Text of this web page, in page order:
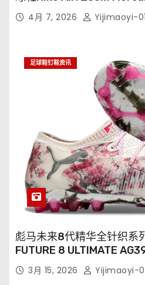
XXV FG35-45
4月 7, 2026 Yijimaoyi-01
足球鞋钉鞋资讯
彪马未来8代精华全针织系
FUTURE 8 ULTIMATE
3月 15, 2026 Yijimaoyi-